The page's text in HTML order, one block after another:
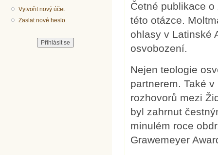
Vytvořit nový účet
Zaslat nové heslo
Četné publikace o
této otázce.
ohlasy v Latinské
osvobození.
Nejen teologie
partnerem. Také
rozhovorů mezi
byl zahrnut
minulém roce
Grawemeyer